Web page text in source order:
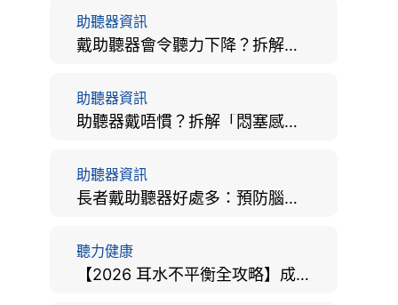
助聽器資訊
戴助聽器會令聽力下降？拆解越戴越聾迷思與聽覺剝奪真相
助聽器資訊
助聽器戴唔慣？拆解「悶塞感」成因、堵耳效應與 4 週適應期全攻略
助聽器資訊
長者戴助聽器好處多：預防腦退化、9大誤區破解及家屬陪伴全手冊
聽力健康
【2026 耳水不平衡全攻略】成因、病徵、治療及改善方法